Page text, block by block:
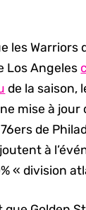
les Warriors
Los Angeles
de la saison,
mise à jour
de
à
« division